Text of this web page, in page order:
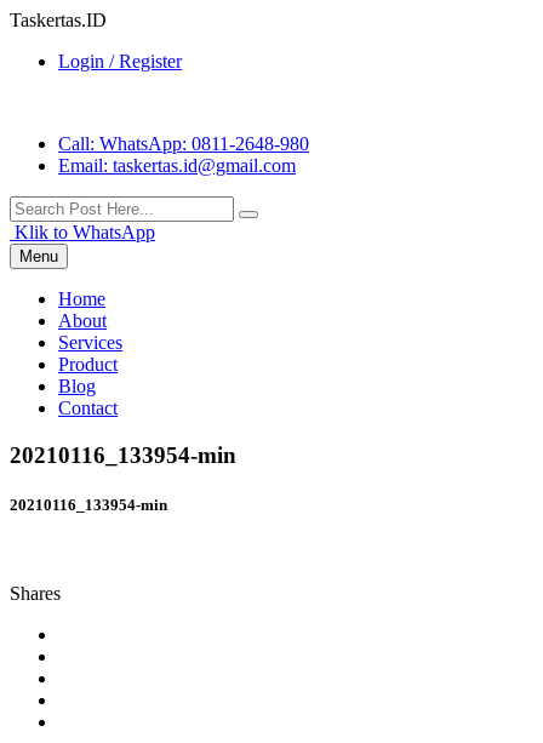
Taskertas.ID
Login / Register
Call: WhatsApp: 0811-2648-980
Email: taskertas.id@gmail.com
Klik to WhatsApp
Menu
Home
About
Services
Product
Blog
Contact
20210116_133954-min
20210116_133954-min
Shares